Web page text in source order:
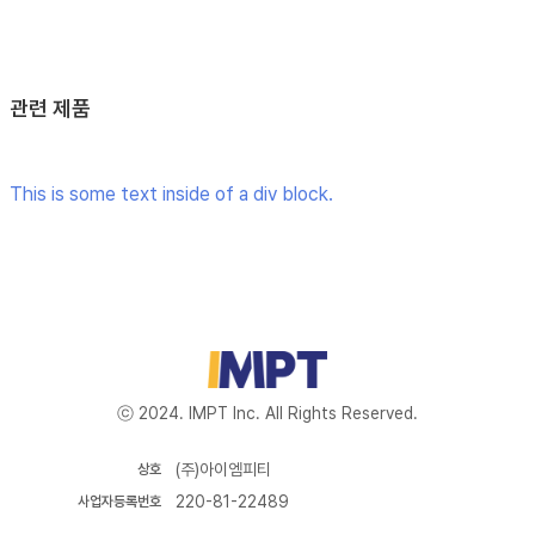
관련 제품
This is some text inside of a div block.
ⓒ 2024. IMPT Inc. All Rights Reserved.
(주)아이엠피티
상호
사업자등록번호
220-81-22489